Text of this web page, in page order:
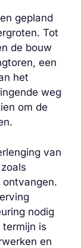
gepland
Tot
de bouw
een
het
weg
om de
van
nodig
termijn is
en